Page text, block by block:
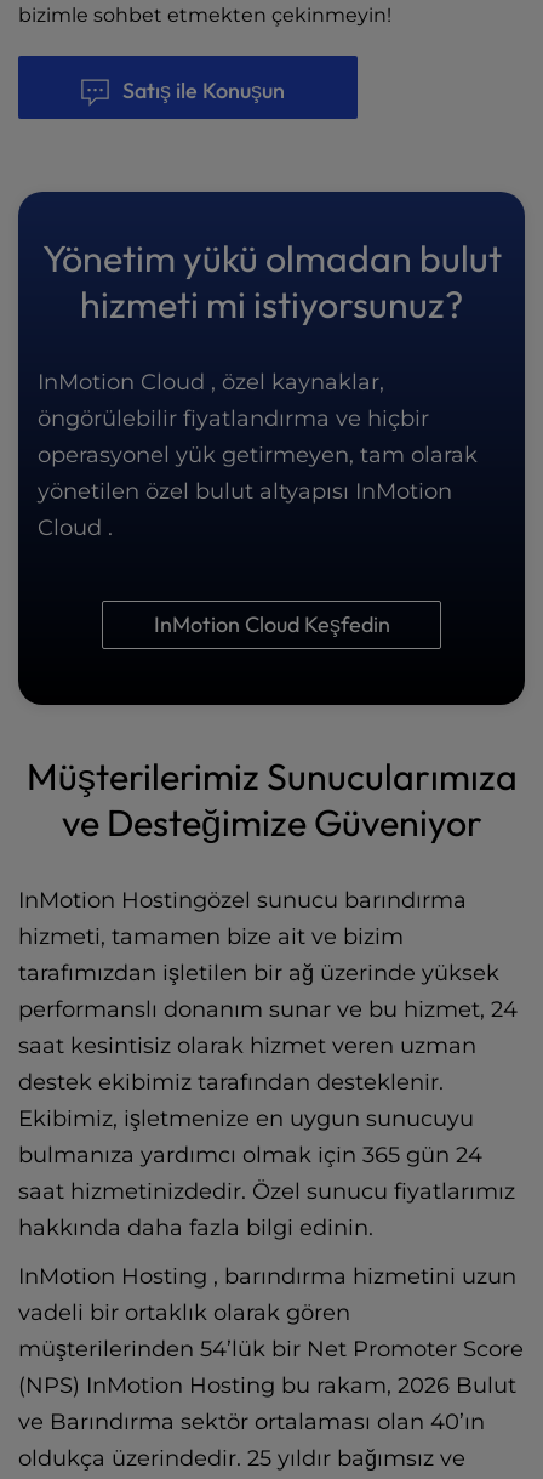
bizimle sohbet etmekten çekinmeyin!
Satış ile Konuşun
Yönetim yükü olmadan bulut
hizmeti mi istiyorsunuz?
InMotion Cloud , özel kaynaklar,
öngörülebilir fiyatlandırma ve hiçbir
operasyonel yük getirmeyen, tam olarak
yönetilen özel bulut altyapısı InMotion
Cloud .
InMotion Cloud Keşfedin
Müşterilerimiz Sunucularımıza
ve Desteğimize Güveniyor
InMotion Hostingözel sunucu barındırma
hizmeti, tamamen bize ait ve bizim
tarafımızdan işletilen bir ağ üzerinde yüksek
performanslı donanım sunar ve bu hizmet, 24
saat kesintisiz olarak hizmet veren uzman
destek ekibimiz tarafından desteklenir.
Ekibimiz, işletmenize en uygun sunucuyu
bulmanıza yardımcı olmak için 365 gün 24
saat hizmetinizdedir. Özel sunucu fiyatlarımız
hakkında daha fazla bilgi edinin.
InMotion Hosting , barındırma hizmetini uzun
vadeli bir ortaklık olarak gören
müşterilerinden 54’lük bir Net Promoter Score
(NPS) InMotion Hosting bu rakam, 2026 Bulut
ve Barındırma sektör ortalaması olan 40’ın
oldukça üzerindedir. 25 yıldır bağımsız ve